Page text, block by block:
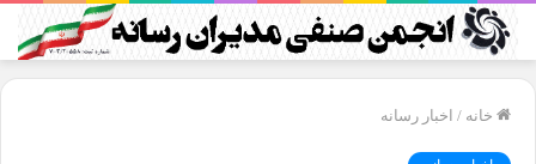
خانه / اخبار رسانه